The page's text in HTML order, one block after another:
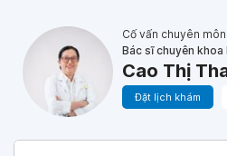
Cố vấn chuyên môn
Bác sĩ chuyên khoa
Cao Thị
Đặt lịch khám